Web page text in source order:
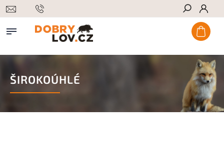
Hledat
ŠIROKOÚHLÉ